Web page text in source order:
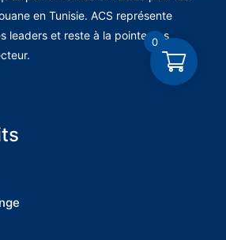
en Tunisie. ACS représente
leaders et reste à la pointe des
0